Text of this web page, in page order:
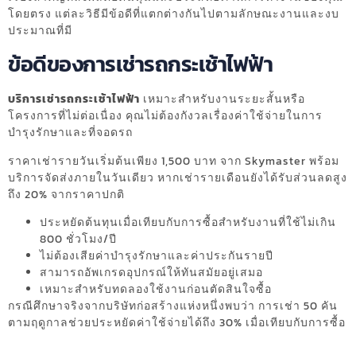
โดยตรง แต่ละวิธีมีข้อดีที่แตกต่างกันไปตามลักษณะงานและงบ
ประมาณที่มี
ข้อดีของการเช่ารถกระเช้าไฟฟ้า
บริการเช่ารถกระเช้าไฟฟ้า เหมาะสำหรับงานระยะสั้นหรือ
โครงการที่ไม่ต่อเนื่อง คุณไม่ต้องกังวลเรื่องค่าใช้จ่ายในการ
บำรุงรักษาและที่จอดรถ
ราคาเช่ารายวันเริ่มต้นเพียง 1,500 บาท จาก Skymaster พร้อม
บริการจัดส่งภายในวันเดียว หากเช่ารายเดือนยังได้รับส่วนลดสูง
ถึง 20% จากราคาปกติ
ประหยัดต้นทุนเมื่อเทียบกับการซื้อสำหรับงานที่ใช้ไม่เกิน
800 ชั่วโมง/ปี
ไม่ต้องเสียค่าบำรุงรักษาและค่าประกันรายปี
สามารถอัพเกรดอุปกรณ์ให้ทันสมัยอยู่เสมอ
เหมาะสำหรับทดลองใช้งานก่อนตัดสินใจซื้อ
กรณีศึกษาจริงจากบริษัทก่อสร้างแห่งหนึ่งพบว่า การเช่า 50 คัน
ตามฤดูกาลช่วยประหยัดค่าใช้จ่ายได้ถึง 30% เมื่อเทียบกับการซื้อ